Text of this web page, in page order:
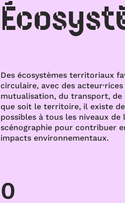
Des écosystèmes territoriaux
circulaire, avec des
mutualisation, du transport, de
que soit le territoire, il existe
possibles à tous les niveaux de
scénographie pour contribuer
impacts environnementaux.
0